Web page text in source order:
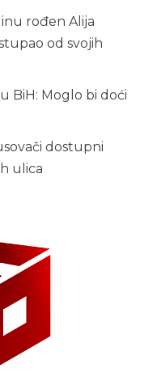
rođen Alija
od svojih
BiH: Moglo bi doći
dostupni
ulica